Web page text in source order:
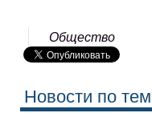
Общество
Новости по